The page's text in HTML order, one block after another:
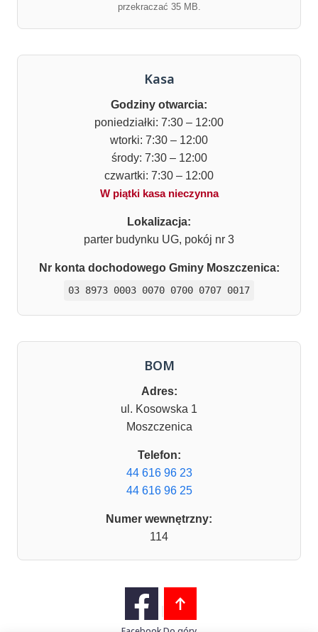
przekraczać 35 MB.
Kasa
Godziny otwarcia:
poniedziałki: 7:30 – 12:00
wtorki: 7:30 – 12:00
środy: 7:30 – 12:00
czwartki: 7:30 – 12:00
W piątki kasa nieczynna
Lokalizacja:
parter budynku UG, pokój nr 3
Nr konta dochodowego Gminy Moszczenica:
03 8973 0003 0070 0700 0707 0017
BOM
Adres:
ul. Kosowska 1
Moszczenica
Telefon:
44 616 96 23
44 616 96 25
Numer wewnętrzny:
114